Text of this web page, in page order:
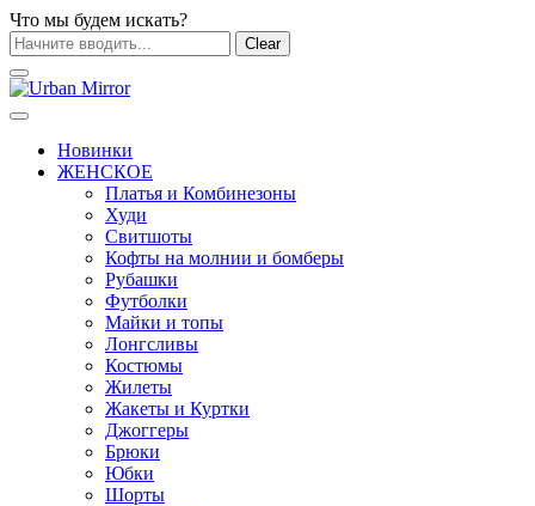
Что мы будем искать?
Clear
Новинки
ЖЕНСКОЕ
Платья и Комбинезоны
Худи
Свитшоты
Кофты на молнии и бомберы
Рубашки
Футболки
Майки и топы
Лонгсливы
Костюмы
Жилеты
Жакеты и Куртки
Джоггеры
Брюки
Юбки
Шорты